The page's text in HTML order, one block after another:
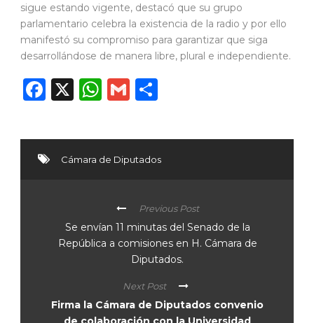
sigue estando vigente, destacó que su grupo
parlamentario celebra la existencia de la radio y por ello
manifestó su compromiso para garantizar que siga
desarrollándose de manera libre, plural e independiente.
Facebook
X WhatsApp
Gmail
Cámara de Diputados
Previous Post
Se envían 11 minutas del Senado de la
República a comisiones en H. Cámara de
Diputados.
Next Post
Firma la Cámara de Diputados convenio